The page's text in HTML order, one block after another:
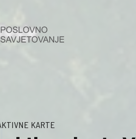
KARTE